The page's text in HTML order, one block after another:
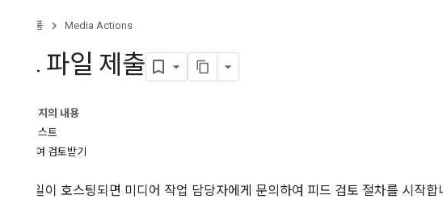
제품 Media Actions
피드 파일 제출
이 페이지의 내용
수동 테스트
제출하여 검토받기
피드 파일이 호스팅되면 미디어 작업 담당자에게 문의하여 피드 검토 절차를 시작합